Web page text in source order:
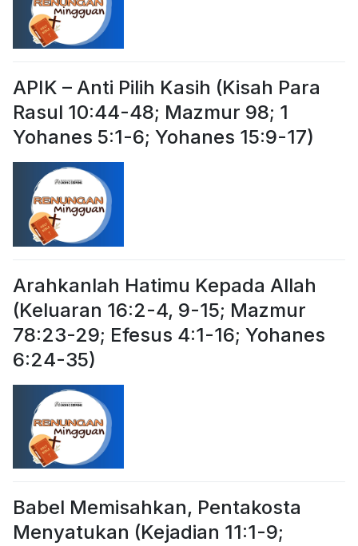
APIK – Anti Pilih Kasih (Kisah Para
Rasul 10:44-48; Mazmur 98; 1
Yohanes 5:1-6; Yohanes 15:9-17)
Arahkanlah Hatimu Kepada Allah
(Keluaran 16:2-4, 9-15; Mazmur
78:23-29; Efesus 4:1-16; Yohanes
6:24-35)
Babel Memisahkan, Pentakosta
Menyatukan (Kejadian 11:1-9;